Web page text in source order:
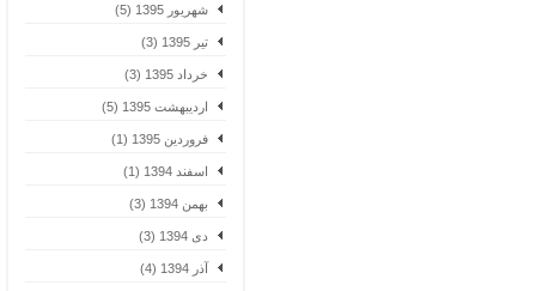
شهریور 1395 (5)
تیر 1395 (3)
خرداد 1395 (3)
اردیبهشت 1395 (5)
فروردین 1395 (1)
اسفند 1394 (1)
بهمن 1394 (3)
دی 1394 (3)
آذر 1394 (4)